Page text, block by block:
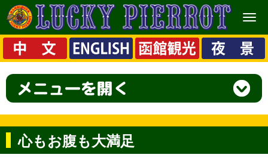
メ
ニ
ュ
ー
心もお腹も大満足